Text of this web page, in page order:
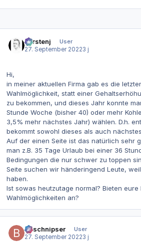
carstenj
User
27. September 20223 j
Hi,
in meiner aktuellen Firma gab es die
Wahlmöglichkeit, statt einer
zu bekommen, und dieses Jahr konnte
Stunde Woche (bisher 40) oder mehr
3,5% mehr nächstes Jahr) wählen. D.h.
bekommt sowohl dieses als auch
Auf der einen Seite ist das natürlich sehr
man z.B. 35 Tage Urlaub bei einer 36
Bedingungen die nur schwer zu toppen
Seite suchen wir händeringend Leute,
haben.
Ist sowas heutzutage normal? Bieten eure
Wahlmöglichkeiten an?
Bitschnipser
User
27. September 20223 j